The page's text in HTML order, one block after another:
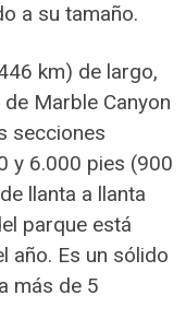
a su tamaño.
km) de largo,
Marble Canyon
secciones
y 6.000 pies (900
llanta a llanta
parque está
año. Es un sólido
más de 5